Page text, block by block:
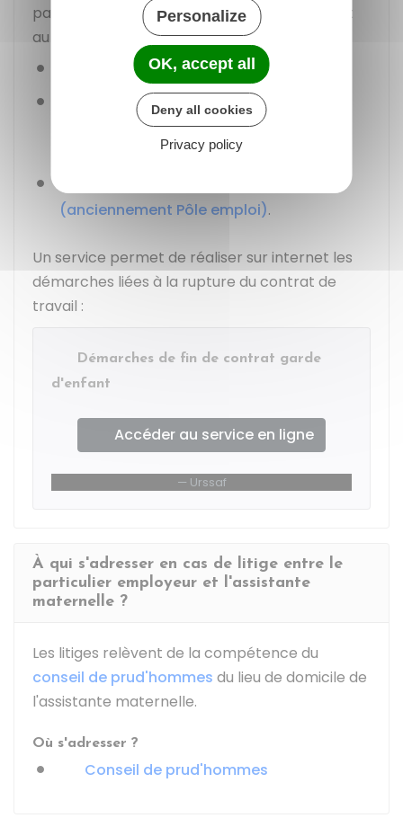
particulier employeur remet obligatoirement
au salarié les documents suivants :
Certificat de travail
Reçu pour solde de tout compte
détaille les sommes versées lors de la
rupture du contrat de travail
Attestation destinée à France Travail
(anciennement Pôle emploi).
Un service permet de réaliser sur internet les
démarches liées à la rupture du contrat de
travail :
Démarches de fin de contrat garde
d'enfant
Accéder au service en ligne
Urssaf
À qui s'adresser en cas de litige entre le
particulier employeur et l'assistante
maternelle ?
Les litiges relèvent de la compétence du
conseil de prud'hommes du lieu de domicile de
l'assistante maternelle.
Où s'adresser ?
Conseil de prud'hommes
Personalize
OK, accept all
Deny all cookies
Privacy policy